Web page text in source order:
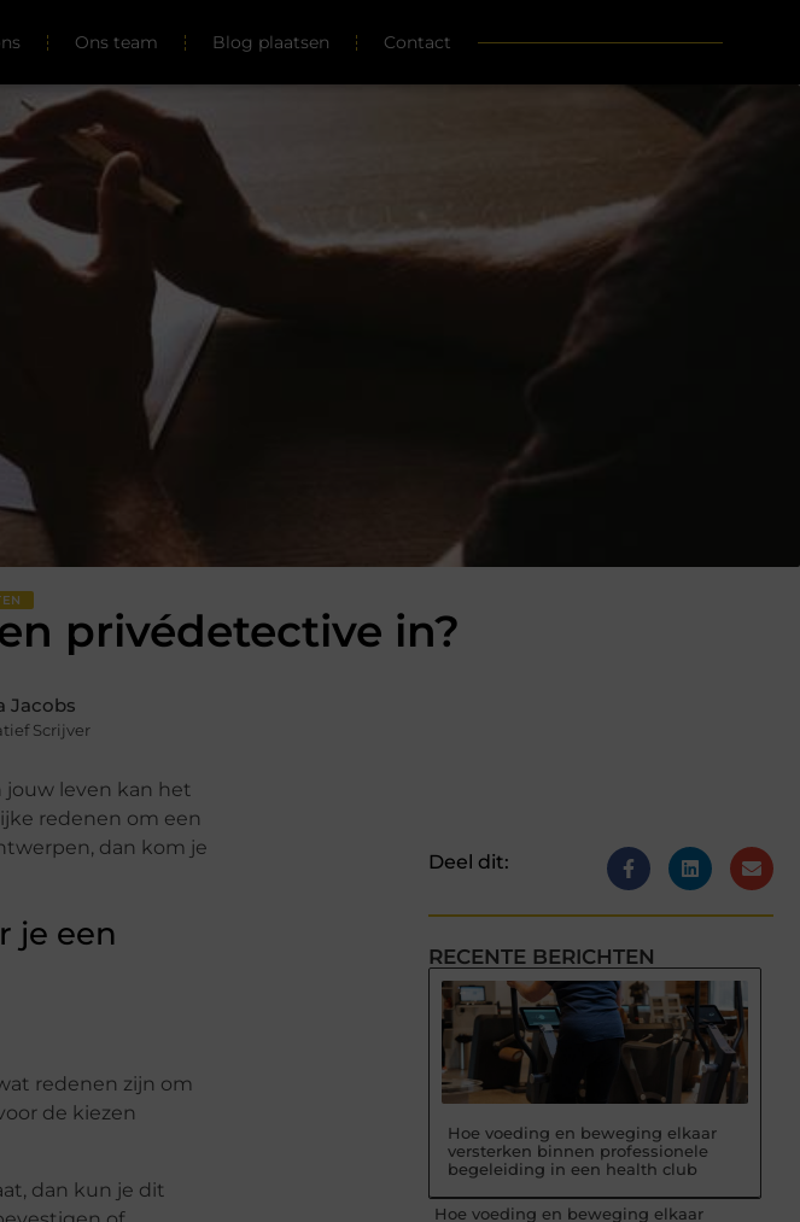
Ons team Blog plaatsen Contact
privédetective in?
Jacobs
Scrijver
jouw leven kan het
redenen om een
dan kom je
redenen zijn om
de kiezen
dan kun je dit
Deel dit:
RECENTE BERICHTEN
Hoe voeding en beweging elkaar
versterken binnen professionele
begeleiding in een health club
Hoe voeding en beweging elkaar